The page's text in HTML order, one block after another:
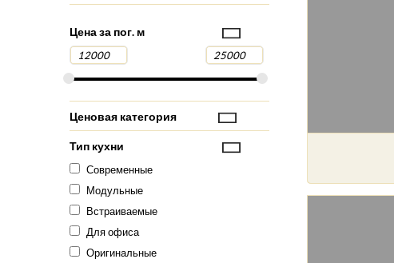
Цена за пог. м
Ценовая категория
Тип кухни
Современные
Модульные
Встраиваемые
Для офиса
Оригинальные